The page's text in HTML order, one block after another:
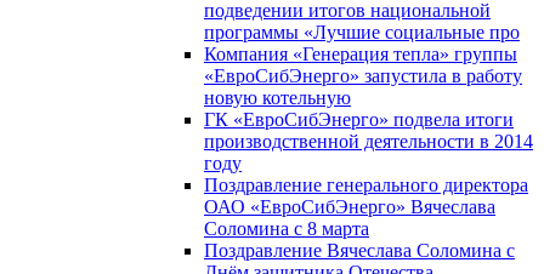
подведении итогов национальной
программы «Лучшие социальные про
Компания «Генерация тепла» группы
«ЕвроСибЭнерго» запустила в работу
новую котельную
ГК «ЕвроСибЭнерго» подвела итоги
производственной деятельности в 2014
году
Поздравление генерального директора
ОАО «ЕвроСибЭнерго» Вячеслава
Соломина с 8 марта
Поздравление Вячеслава Соломина с